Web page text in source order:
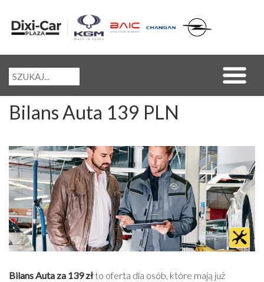
Bilans Auta 139 PLN
Bilans Auta za 139 złto oferta dla osób, które mają już